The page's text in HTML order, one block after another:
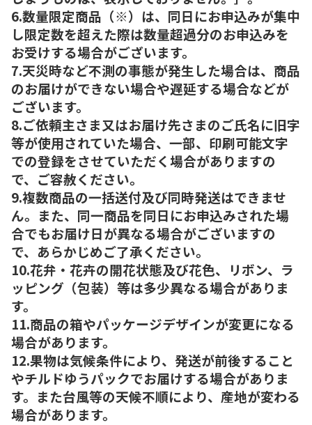
6.数量限定商品（※）は、同日にお申込みが集中
し限定数を超えた際は数量超過分のお申込みを
お受けする場合がございます。
7.天災時など不測の事態が発生した場合は、商品
のお届けができない場合や遅延する場合などが
ございます。
8.ご依頼主さま又はお届け先さまのご氏名に旧字
等が使用されていた場合、一部、印刷可能文字
での登録をさせていただく場合がありますの
で、ご容赦ください。
9.複数商品の一括送付及び同時発送はできませ
ん。また、同一商品を同日にお申込みされた場
合でもお届け日が異なる場合がございますの
で、あらかじめご了承ください。
10.花弁・花卉の開花状態及び花色、リボン、ラ
ッピング（包装）等は多少異なる場合がありま
す。
11.商品の箱やパッケージデザインが変更になる
場合があります。
12.果物は気候条件により、発送が前後すること
やチルドゆうパックでお届けする場合がありま
す。また台風等の天候不順により、産地が変わる
場合があります。